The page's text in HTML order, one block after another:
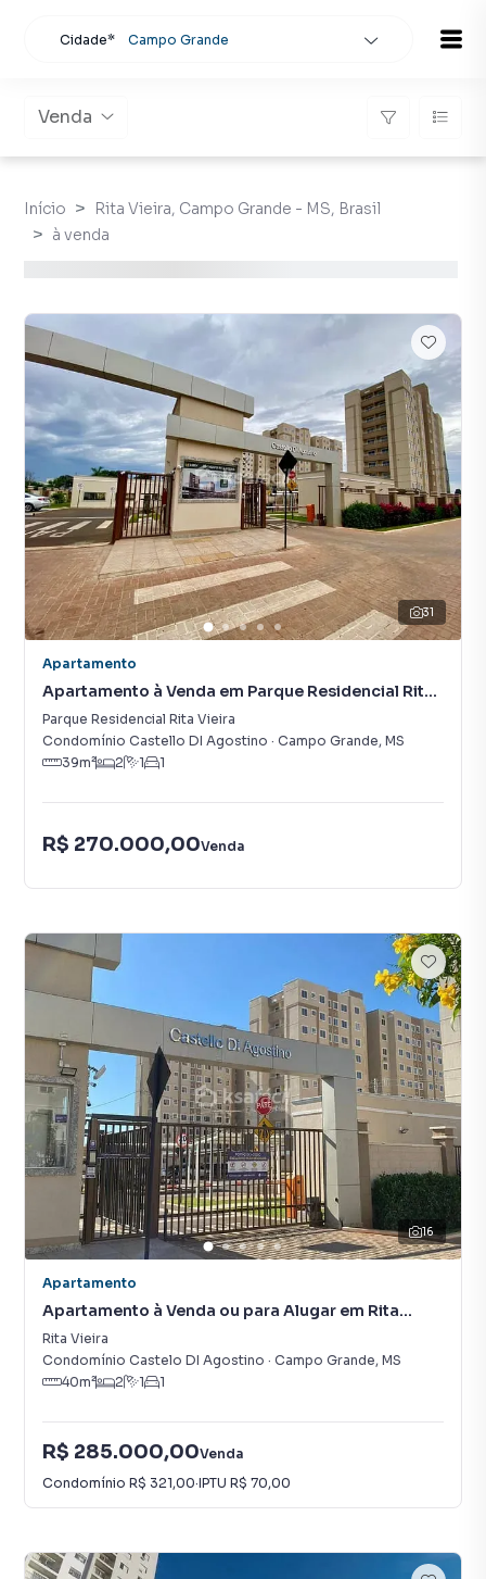
Cidade* Campo Grande
Venda
Início
Rita Vieira, Campo Grande - MS, Brasil
à venda
31
Apartamento
Apartamento à Venda em Parque Residencial Rita
Vieira
Parque Residencial Rita Vieira
Condomínio Castello DI Agostino · Campo Grande, MS
39m² 2 1 1
R$ 270.000,00Venda
16
Apartamento
Apartamento à Venda ou para Alugar em Rita
Vieira
Rita Vieira
Condomínio Castelo DI Agostino · Campo Grande, MS
40m² 2 1 1
R$ 285.000,00Venda
Condomínio R$ 321,00·IPTU R$ 70,00